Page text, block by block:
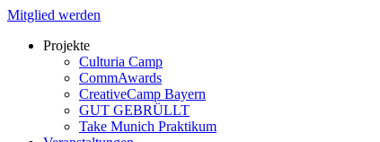
Mitglied werden
Projekte
Culturia Camp
CommAwards
CreativeCamp Bayern
GUT GEBRÜLLT
Take Munich Praktikum